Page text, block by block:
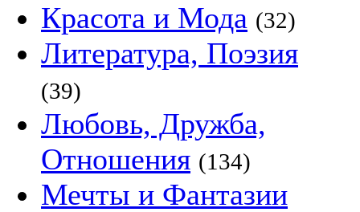
Красота и Мода (32)
Литература, Поэзия
(39)
Любовь, Дружба,
Отношения (134)
Мечты и Фантазии